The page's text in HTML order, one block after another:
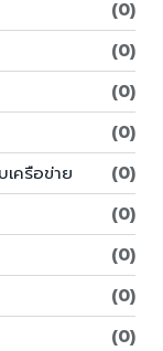
(0)
(0)
(0)
(0)
ครือข่าย
(0)
(0)
(0)
(0)
(0)